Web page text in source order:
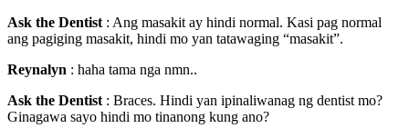
Ask the Dentist : Ang masakit ay hindi normal. Kasi pag normal
ang pagiging masakit, hindi mo yan tatawaging “masakit”.
Reynalyn : haha tama nga nmn..
Ask the Dentist : Braces. Hindi yan ipinaliwanag ng dentist mo?
Ginagawa sayo hindi mo tinanong kung ano?